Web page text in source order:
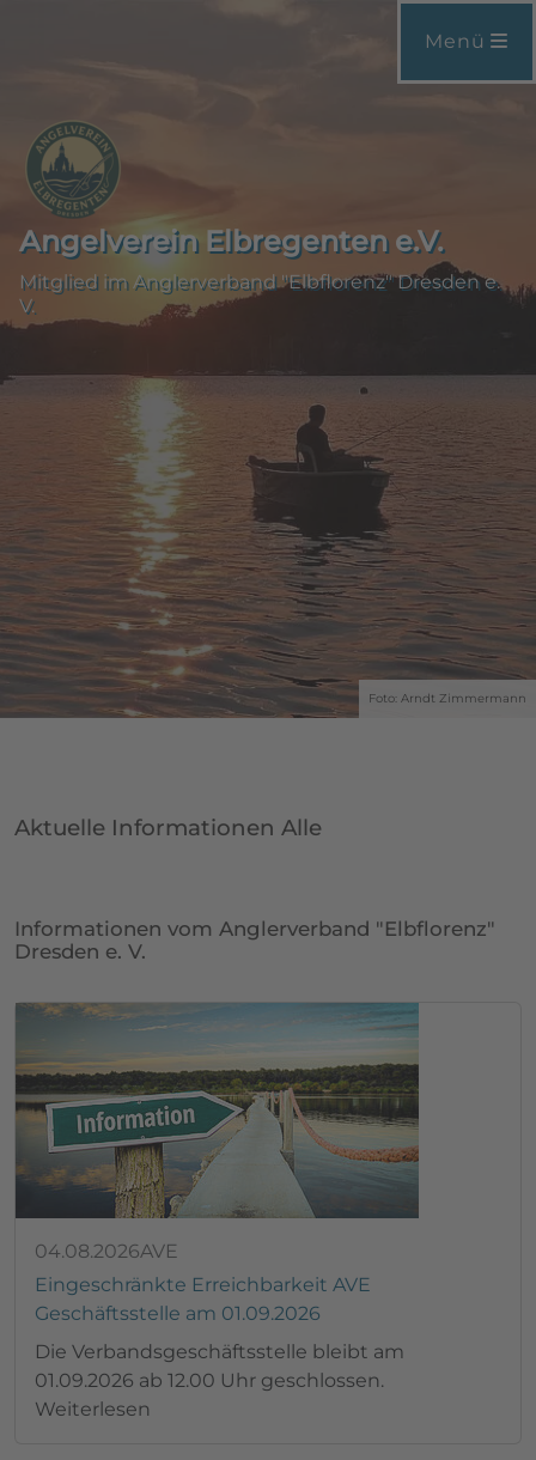
Foto: Arndt Zimmermann
Menü
Angelverein Elbregenten e.V.
Mitglied im Anglerverband "Elbflorenz" Dresden e.
V.
Aktuelle Informationen Alle
Informationen vom Anglerverband "Elbflorenz"
Dresden e. V.
04.08.2026AVE
Eingeschränkte Erreichbarkeit AVE
Geschäftsstelle am 01.09.2026
Die Verbandsgeschäftsstelle bleibt am
01.09.2026 ab 12.00 Uhr geschlossen.
Weiterlesen